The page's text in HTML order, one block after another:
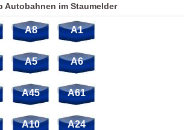
Autobahnen im Staumelder
A8 A1
A5 A6
A45 A61
A10 A24